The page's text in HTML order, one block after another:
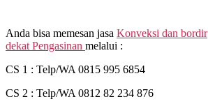
Anda bisa memesan jasa Konveksi dan bordir
dekat Pengasinan melalui :
CS 1 : Telp/WA 0815 995 6854
CS 2 : Telp/WA 0812 82 234 876